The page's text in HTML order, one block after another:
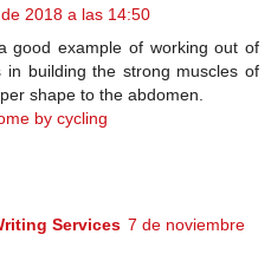
2018 a las 14:50
good example of working out of
in building the strong muscles of
shape to the abdomen.
by cycling
Services 7 de noviembre